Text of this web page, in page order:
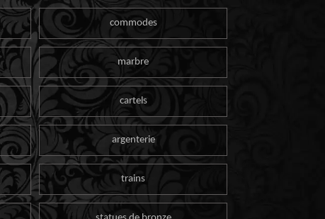
commodes
marbre
cartels
argenterie
trains